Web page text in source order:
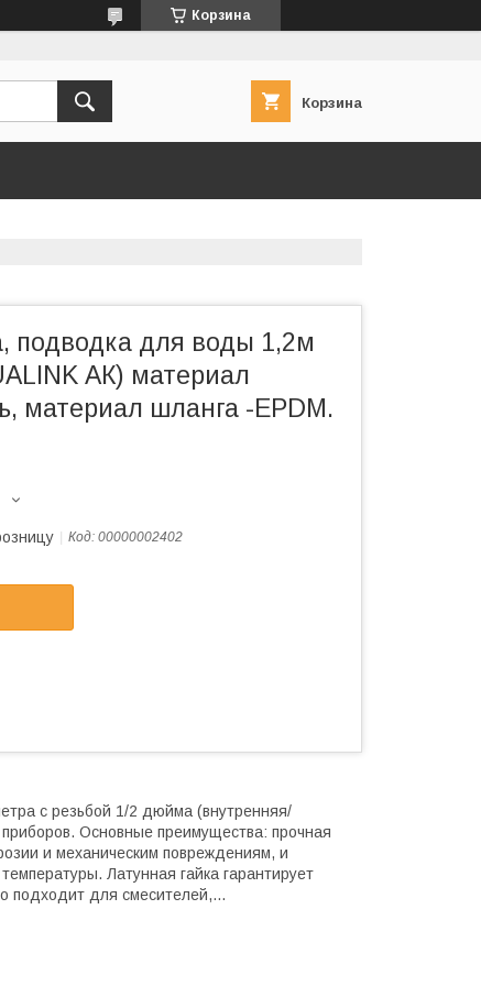
Корзина
Корзина
подводка для воды 1,2м
АК) материал
материал шланга -EPDM.
Код: 00000002402
с резьбой 1/2 дюйма (внутренняя/
Основные преимущества: прочная
и механическим повреждениям, и
Латунная гайка гарантирует
подходит для смесителей,...